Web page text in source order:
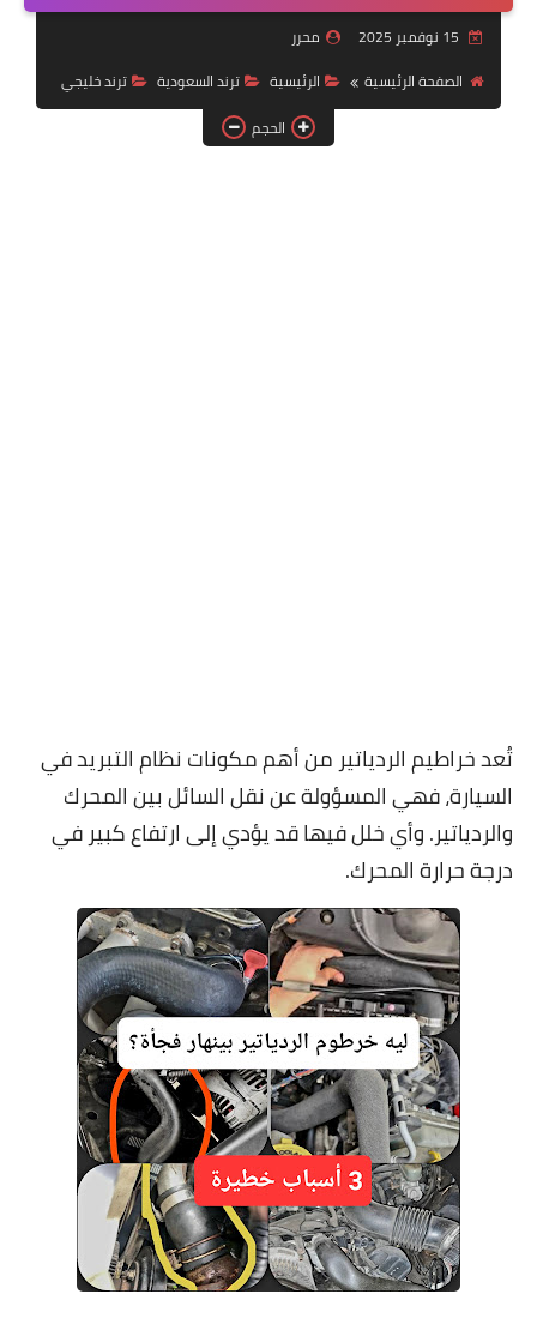
رياضة
وظائف عسكرية
محرر
الصفحة الرئيسية
الرئيسية ترند السعودية
ترند خليجي
الحجم
تُعد خراطيم الردياتير من أهم مكونات نظام التبريد في
السيارة، فهي المسؤولة عن نقل السائل بين المحرك
والردياتير. وأي خلل فيها قد يؤدي إلى ارتفاع كبير في
درجة حرارة المحرك.